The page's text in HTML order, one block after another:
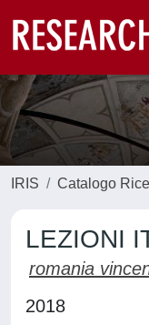
IRIS Catalogo
LEZIONI
romania
2018